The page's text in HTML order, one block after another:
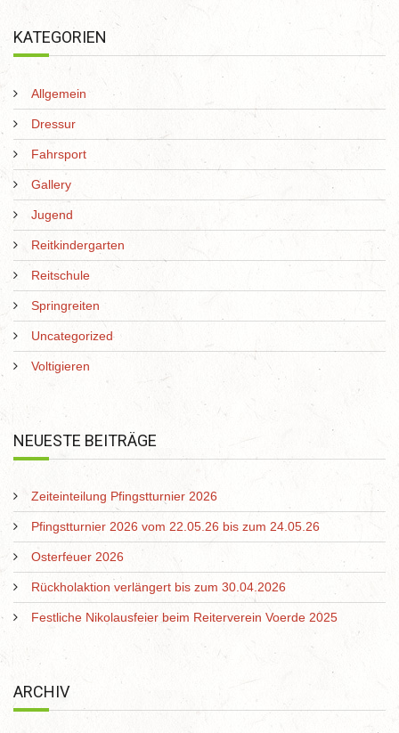
KATEGORIEN
Allgemein
Dressur
Fahrsport
Gallery
Jugend
Reitkindergarten
Reitschule
Springreiten
Uncategorized
Voltigieren
NEUESTE BEITRÄGE
Zeiteinteilung Pfingstturnier 2026
Pfingstturnier 2026 vom 22.05.26 bis zum 24.05.26
Osterfeuer 2026
Rückholaktion verlängert bis zum 30.04.2026
Festliche Nikolausfeier beim Reiterverein Voerde 2025
ARCHIV